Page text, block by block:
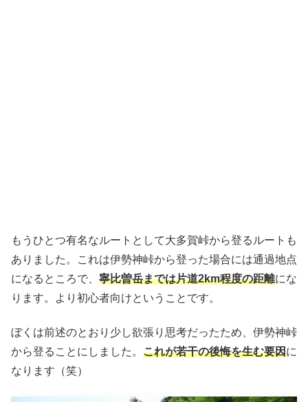
もうひとつ有名なルートとして大多賀峠から登るルートも
ありました。これは伊勢神峠から登った場合には通過地点
になるところで、 寧比曽岳までは片道2km程度の距離にな
ります。より初心者向けということです。
ぼくは前述のとおり少し欲張り思考だったため、伊勢神峠
から登ることにしました。 これが若干の後悔を生む要因に
なります（笑）